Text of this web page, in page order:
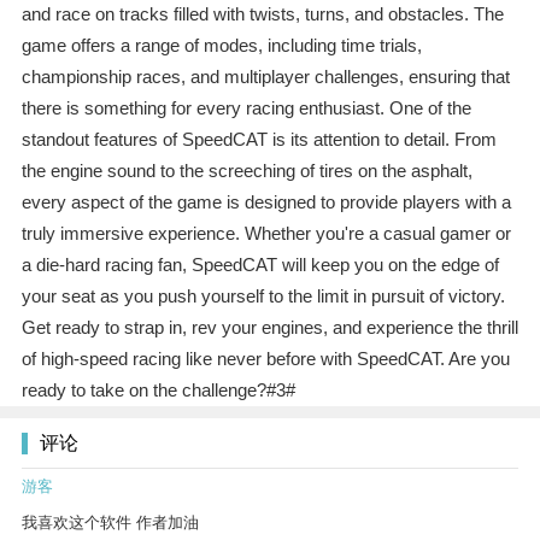
and race on tracks filled with twists, turns, and obstacles. The
game offers a range of modes, including time trials,
championship races, and multiplayer challenges, ensuring that
there is something for every racing enthusiast. One of the
standout features of SpeedCAT is its attention to detail. From
the engine sound to the screeching of tires on the asphalt,
every aspect of the game is designed to provide players with a
truly immersive experience. Whether you're a casual gamer or
a die-hard racing fan, SpeedCAT will keep you on the edge of
your seat as you push yourself to the limit in pursuit of victory.
Get ready to strap in, rev your engines, and experience the thrill
of high-speed racing like never before with SpeedCAT. Are you
ready to take on the challenge?#3#
评论
游客
我喜欢这个软件 作者加油